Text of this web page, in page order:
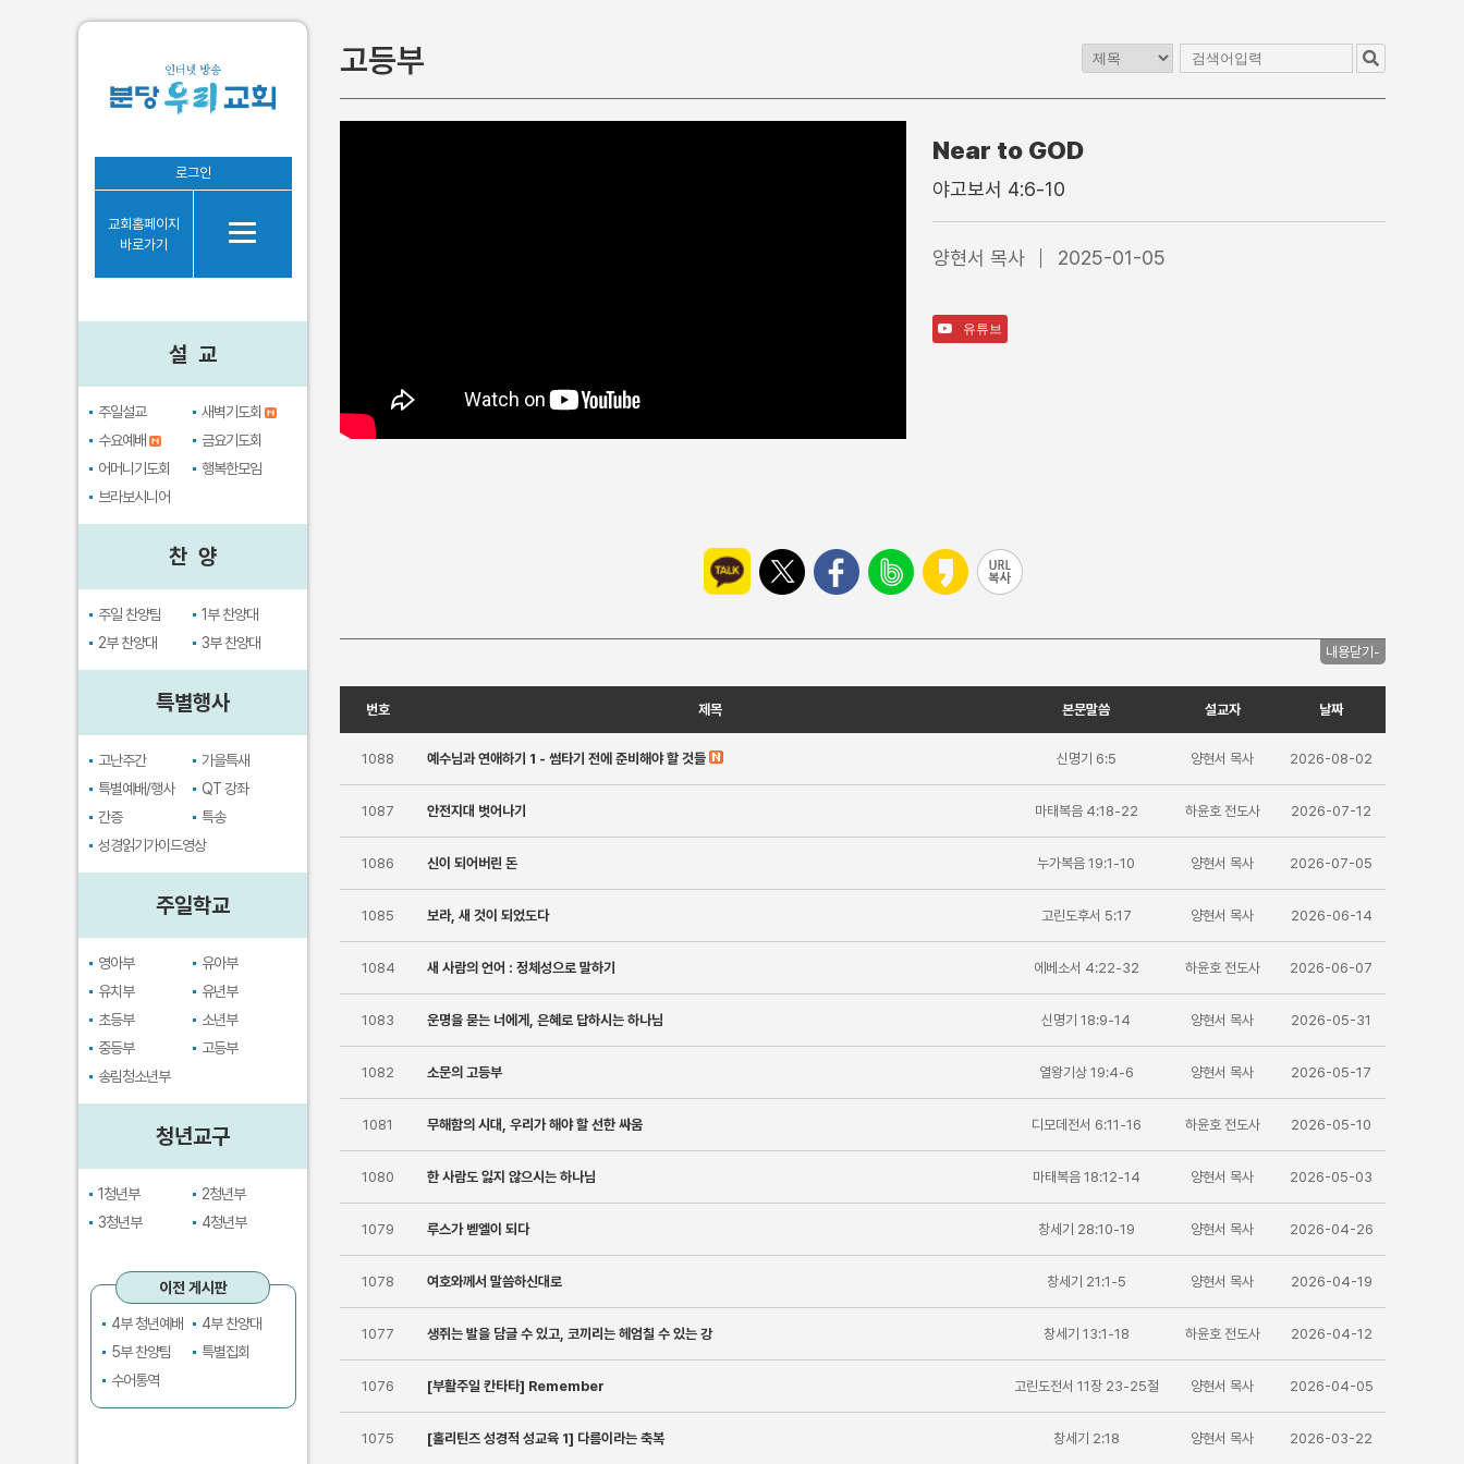
로그인
교회홈페이지
바로가기
주일학교
3청년부
설 교
주일설교
새벽기도회
수요예배
금요기도회
어머니기도회
행복한모임
브라보시니어
찬 양
주일 찬양팀
1부 찬양대
2부 찬양대
3부 찬양대
특별행사
고난주간
가을특새
특별예배/행사
QT 강좌
간증
특송
성경읽기가이드영상
주일학교
영아부
유아부
유치부
유년부
초등부
소년부
중등부
고등부
송림청소년부
청년교구
1청년부
2청년부
3청년부
4청년부
이전 게시판
4부 청년예배
4부 찬양대
5부 찬양팀
특별집회
수어통역
고등부
Near to GOD
야고보서 4:6-10
양현서 목사 2025-01-05
유튜브
내용닫기-
번호 제목 본문말씀 설교자 날짜
1088 예수님과 연애하기 1 - 썸타기 전에 준비해야 할 것들 신명기 6:5 양현서 목사 2026-08-02
1087 안전지대 벗어나기 마태복음 4:18-22 하윤호 전도사 2026-07-12
1086 신이 되어버린 돈 누가복음 19:1-10 양현서 목사 2026-07-05
1085 보라, 새 것이 되었도다 고린도후서 5:17 양현서 목사 2026-06-14
1084 새 사람의 언어 : 정체성으로 말하기 에베소서 4:22-32 하윤호 전도사 2026-06-07
1083 운명을 묻는 너에게, 은혜로 답하시는 하나님 신명기 18:9-14 양현서 목사 2026-05-31
1082 소문의 고등부 열왕기상 19:4-6 양현서 목사 2026-05-17
1081 무해함의 시대, 우리가 해야 할 선한 싸움 디모데전서 6:11-16 하윤호 전도사 2026-05-10
1080 한 사람도 잃지 않으시는 하나님 마태복음 18:12-14 양현서 목사 2026-05-03
1079 루스가 벧엘이 되다 창세기 28:10-19 양현서 목사 2026-04-26
1078 여호와께서 말씀하신대로 창세기 21:1-5 양현서 목사 2026-04-19
1077 생쥐는 발을 담글 수 있고, 코끼리는 헤엄칠 수 있는 강 창세기 13:1-18 하윤호 전도사 2026-04-12
1076 [부활주일 칸타타] Remember 고린도전서 11장 23-25절 양현서 목사 2026-04-05
1075 [홀리틴즈 성경적 성교육 1] 다름이라는 축복 창세기 2:18 양현서 목사 2026-03-22